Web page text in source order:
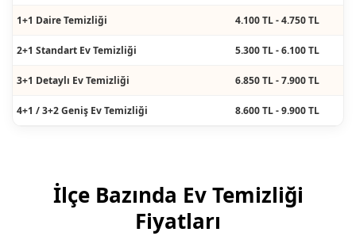
1+1 Daire Temizliği 4.100 TL - 4.750 TL
2+1 Standart Ev Temizliği 5.300 TL - 6.100 TL
3+1 Detaylı Ev Temizliği 6.850 TL - 7.900 TL
4+1 / 3+2 Geniş Ev Temizliği 8.600 TL - 9.900 TL
İlçe Bazında Ev Temizliği
Fiyatları